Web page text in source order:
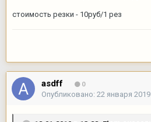
стоимость резки - 10руб/1 рез
asdff 0
Опубликовано: 22 января 2019